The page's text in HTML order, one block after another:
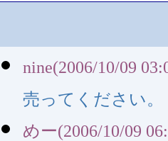
nine(2006/10/09
売ってください
めー(2006/10/09